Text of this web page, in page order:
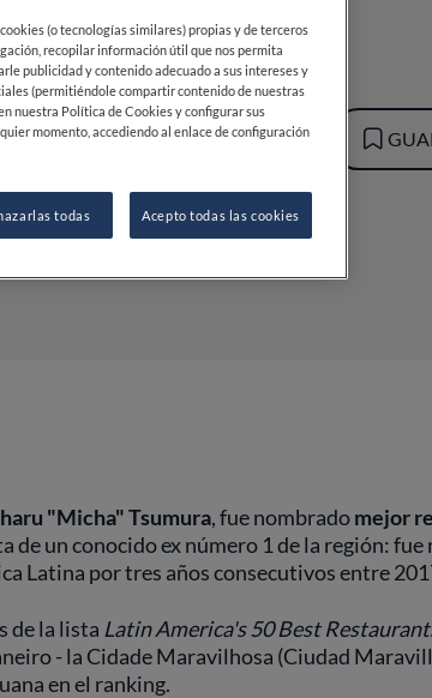
2023
TONON
"Micha" Tsumura, fue nombradomejor
de un conocido ex número 1 de la región:
Latina por tres años consecutivos entre
de la lista Latin America's 50 Best
- la Cidade Maravilhosa (Ciudad
en el ranking.
(o tecnologías similares) propias y de terceros
recopilar información útil que nos permita
publicidad y contenido adecuado a sus intereses y
(permitiéndole compartir contenido de nuestras
nuestra Política de Cookies y configurar sus
momento, accediendo al enlace de configuración
todas Acepto todas las cookies